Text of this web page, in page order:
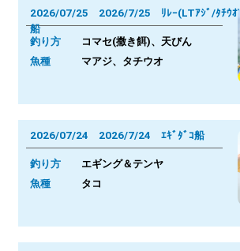
2026/07/25 2026/7/25 ﾘﾚｰ(LTｱｼﾞ/ﾀﾁｳｵ)
船
釣り方
コマセ(撒き餌)、天びん
魚種 マアジ、タチウオ
2026/07/24 2026/7/24 ｴｷﾞﾀﾞｺ船
釣り方 エギング＆テンヤ
魚種 タコ